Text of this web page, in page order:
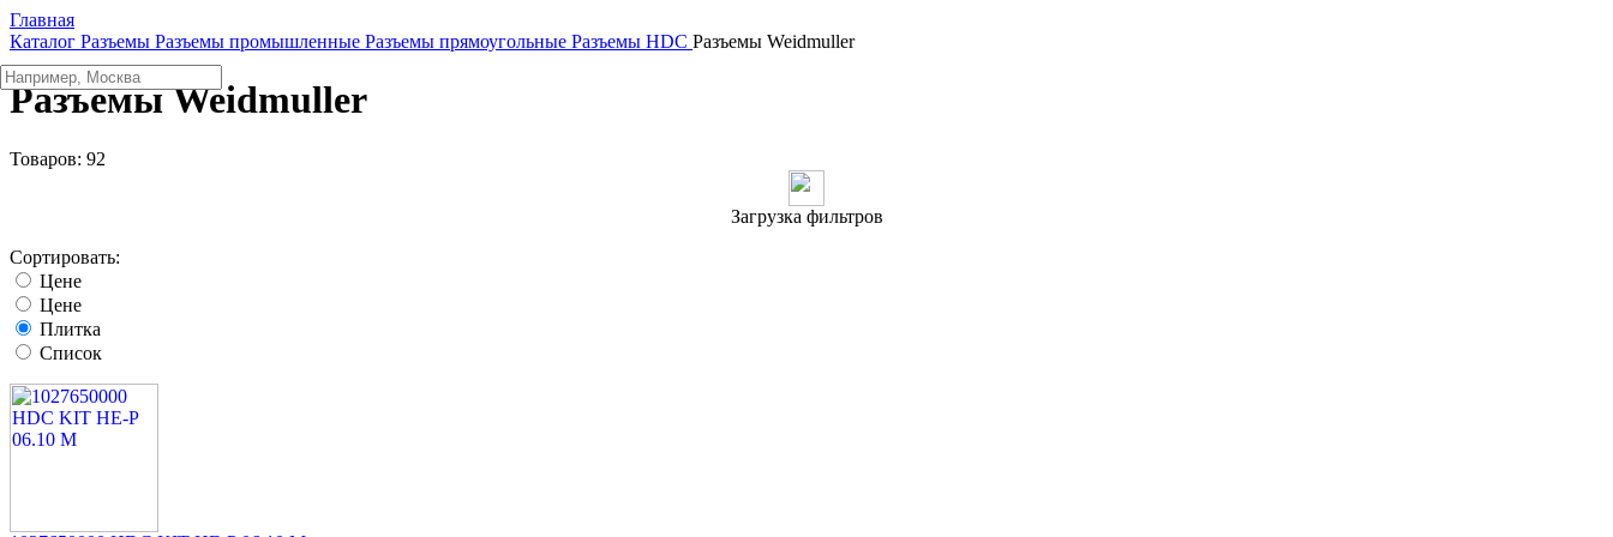
Главная
Каталог Разъeмы Разъeмы промышленные Разъeмы прямоугольные Разъeмы HDC Разъемы Weidmuller
Разъемы Weidmuller
Товаров: 92
Загрузка фильтров
Сортировать:
Цене
Цене
Плитка
Список